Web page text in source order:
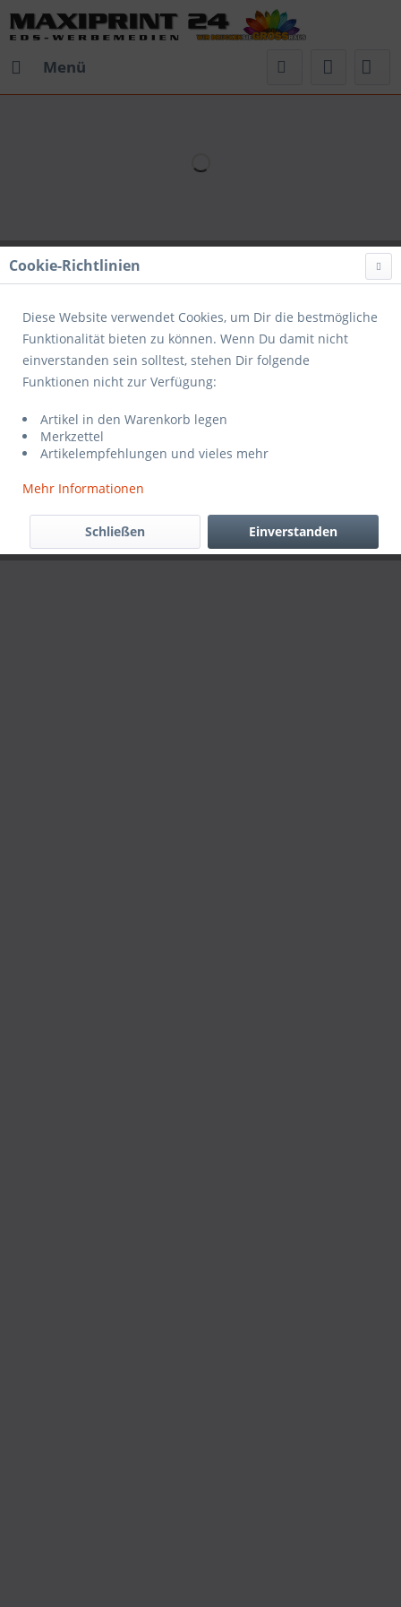
Menü
Cookie-Richtlinien
Diese Website verwendet Cookies, um Dir die bestmögliche
Funktionalität bieten zu können. Wenn Du damit nicht
einverstanden sein solltest, stehen Dir folgende
Funktionen nicht zur Verfügung:
Artikel in den Warenkorb legen
Merkzettel
Artikelempfehlungen und vieles mehr
Mehr Informationen
Einverstanden
Schließen